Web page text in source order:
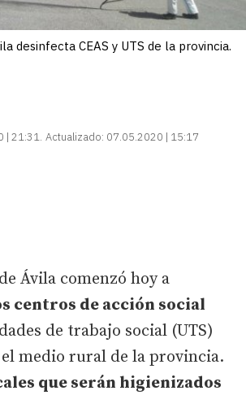
desinfecta CEAS y UTS de la provincia.
| 21:31 Actualizado: 07.05.2020 | 15:17
Ávila comenzó hoy a
centros de acción social
de trabajo social (UTS)
medio rural de la provincia.
que serán higienizados